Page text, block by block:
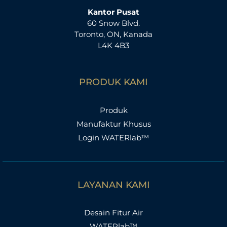
Kantor Pusat
60 Snow Blvd.
Toronto, ON, Kanada
L4K 4B3
PRODUK KAMI
Produk
Manufaktur Khusus
Login WATERlab™
LAYANAN KAMI
Desain Fitur Air